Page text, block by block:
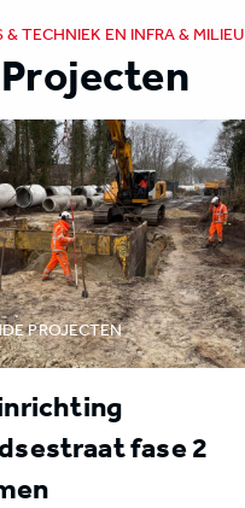
& TECHNIEK EN INFRA & MILIEU
Projecten
PROJECTEN
fase 2